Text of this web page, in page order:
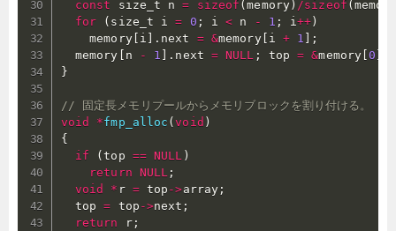
const size_t n = sizeof (memory ) /sizeof (
for
( size_t i = 0 ; i < n - 1 ; i++ )
    memory
[ i . next = &memory[ i + 1
;
  memory
n - 1 . next = NULL ; top = &memory [0
}
// 固定長メモリプールからメモリブロックを割り付ける。
void
*fmp_alloc (void )
{
if
(top == NULL )
return NULL ;
void
* r = top ->array ;
  top
= top ->next ;
return
r;